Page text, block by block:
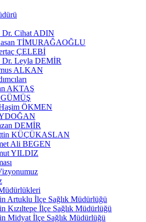
Dr. Cihat ADIN
TİMURAĞAOĞLU
ÇELEBİ
Dr. Leyla DEMİR
ALKAN
AKTAŞ
ÖKMEN
DEMİR
KÜÇÜKASLAN
Ali BEGEN
YILDIZ
Artuklu İlçe Sağlık Müdürlüğü
Kızıltepe İlçe Sağlık Müdürlüğü
Midyat İlçe Sağlık Müdürlüğü